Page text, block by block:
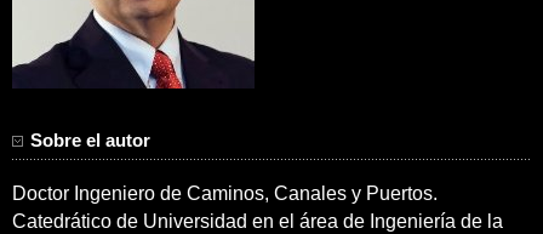
Sobre el autor
Doctor Ingeniero de Caminos, Canales y Puertos.
Catedrático de Universidad en el área de Ingeniería de la